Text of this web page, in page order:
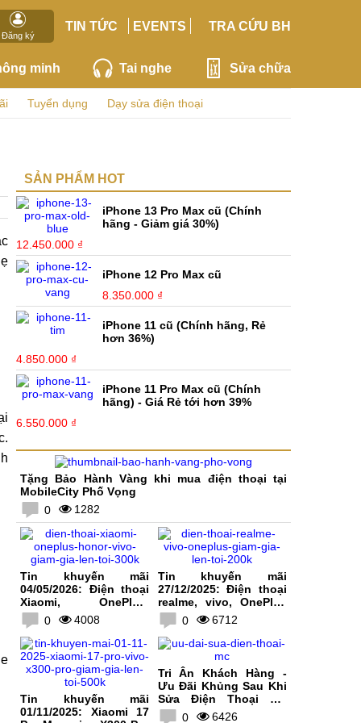
Đăng ký
TIN TỨC EVENTS TRA CỨU BH
minh Tai nghe Sửa chữa
Tuyển dụng Dạy sửa điện thoại
SẢN PHẨM HOT
iPhone 13 Pro Max cũ (Chính
hãng - Giảm giá 30%)
12.450.000 ₫
iPhone 12 Pro Max cũ
8.350.000 ₫
iPhone 11 cũ (Chính hãng, Rẻ
hơn 36%)
4.850.000 ₫
iPhone 11 Pro Max cũ (Chính
hãng) - Giá Rẻ tới hơn 39%
6.550.000 ₫
Tặng Bảo Hành Vàng khi mua điện thoại tại
MobileCity Phố Vọng
0
1282
Tin khuyến mãi
04/05/2026: Điện thoại
Xiaomi, OnePlus,
HONOR, vivo giảm giá
lên tới 300K
0 4008
Tin khuyến mãi
27/12/2025: Điện thoại
realme, vivo, OnePlus
giảm giá lên tới 200K
0 6712
Tin khuyến mãi
01/11/2025: Xiaomi 17
Tri Ân Khách Hàng -
Ưu Đãi Khủng Sau Khi
Sửa Điện Thoại Tại
MobileCity
0 6426